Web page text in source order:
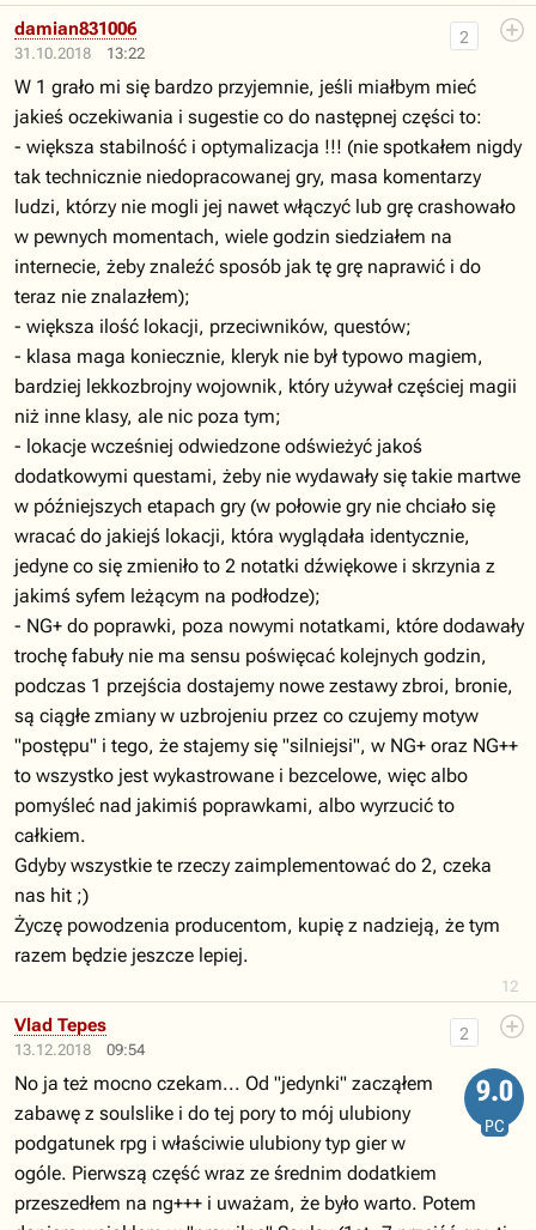
31.10.2018 13:22
12
2
damian831006
W 1 grało mi się bardzo przyjemnie, jeśli miałbym mieć
jakieś oczekiwania i sugestie co do następnej części to:
- większa stabilność i optymalizacja !!! (nie spotkałem nigdy
tak technicznie niedopracowanej gry, masa komentarzy
ludzi, którzy nie mogli jej nawet włączyć lub grę crashowało
w pewnych momentach, wiele godzin siedziałem na
internecie, żeby znaleźć sposób jak tę grę naprawić i do
teraz nie znalazłem);
- większa ilość lokacji, przeciwników, questów;
- klasa maga koniecznie, kleryk nie był typowo magiem,
bardziej lekkozbrojny wojownik, który używał częściej magii
niż inne klasy, ale nic poza tym;
- lokacje wcześniej odwiedzone odświeżyć jakoś
dodatkowymi questami, żeby nie wydawały się takie martwe
w późniejszych etapach gry (w połowie gry nie chciało się
wracać do jakiejś lokacji, która wyglądała identycznie,
jedyne co się zmieniło to 2 notatki dźwiękowe i skrzynia z
jakimś syfem leżącym na podłodze);
- NG+ do poprawki, poza nowymi notatkami, które dodawały
trochę fabuły nie ma sensu poświęcać kolejnych godzin,
podczas 1 przejścia dostajemy nowe zestawy zbroi, bronie,
są ciągłe zmiany w uzbrojeniu przez co czujemy motyw
"postępu" i tego, że stajemy się "silniejsi", w NG+ oraz NG++
to wszystko jest wykastrowane i bezcelowe, więc albo
pomyśleć nad jakimiś poprawkami, albo wyrzucić to
całkiem.
Gdyby wszystkie te rzeczy zaimplementować do 2, czeka
nas hit ;)
Życzę powodzenia producentom, kupię z nadzieją, że tym
razem będzie jeszcze lepiej.
13.12.2018 09:54
2
Vlad Tepes
9.0
PC
No ja też mocno czekam... Od "jedynki" zacząłem
zabawę z soulslike i do tej pory to mój ulubiony
podgatunek rpg i właściwie ulubiony typ gier w
ogóle. Pierwszą część wraz ze średnim dodatkiem
przeszedłem na ng+++ i uważam, że było warto. Potem